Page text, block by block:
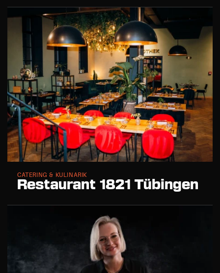
CATERING & KULINARIK
Restaurant 1821 Tübingen